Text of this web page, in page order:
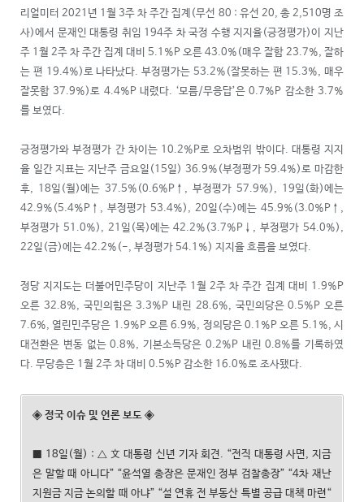
리얼미터 2021년 1월 3주 차 주간 집계(무선 80 : 유선 20, 총 2,510명 조
사)에서 문재인 대통령 취임 194주 차 국정 수행 지지율(긍정평가)이 지난
주 1월 2주 차 주간 집계 대비 5.1%P 오른 43.0%(매우 잘함 23.7%, 잘하
는 편 19.4%)로 나타났다. 부정평가는 53.2%(잘못하는 편 15.3%, 매우
잘못함 37.9%)로 4.4%P 내렸다. ‘모름/무응답’은 0.7%P 감소한 3.7%
를 보였다.
긍정평가와 부정평가 간 차이는 10.2%P로 오차범위 밖이다. 대통령 지지
율 일간 지표는 지난주 금요일(15일) 36.9%(부정평가 59.4%)로 마감한
후, 18일(월)에는 37.5%(0.6%P↑, 부정평가 57.9%), 19일(화)에는
42.9%(5.4%P↑, 부정평가 53.4%), 20일(수)에는 45.9%(3.0%P↑,
부정평가 51.0%), 21일(목)에는 42.2%(3.7%P↓, 부정평가 54.0%),
22일(금)에는 42.2%(-, 부정평가 54.1%) 지지율 흐름을 보였다.
정당 지지도는 더불어민주당이 지난주 1월 2주 차 주간 집계 대비 1.9%P
오른 32.8%, 국민의힘은 3.3%P 내린 28.6%, 국민의당은 0.5%P 오른
7.6%, 열린민주당은 1.9%P 오른 6.9%, 정의당은 0.1%P 오른 5.1%, 시
대전환은 변동 없는 0.8%, 기본소득당은 0.2%P 내린 0.8%를 기록하였
다. 무당층은 1월 2주 차 대비 0.5%P 감소한 16.0%로 조사됐다.
◈ 정국 이슈 및 언론 보도 ◈
■ 18일(월) : △ 文 대통령 신년 기자 회견. “전직 대통령 사면, 지금
은 말할 때 아니다” “윤석열 총장은 문재인 정부 검찰총장” “4차 재난
지원금 지금 논의할 때 아냐” “설 연휴 전 부동산 특별 공급 대책 마련“